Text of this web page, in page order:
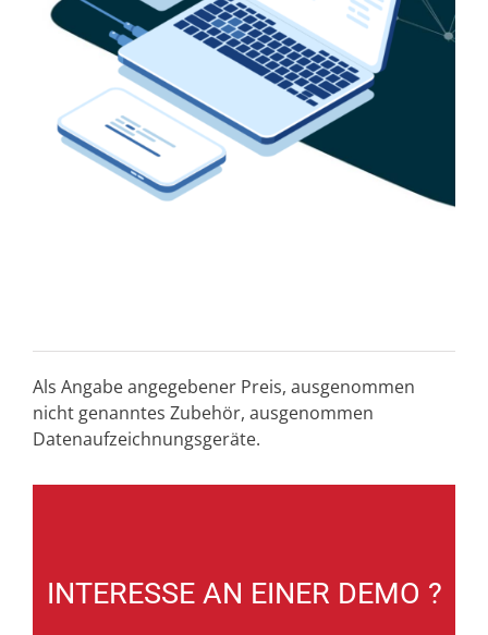
Als Angabe angegebener Preis, ausgenommen
nicht genanntes Zubehör, ausgenommen
Datenaufzeichnungsgeräte.
INTERESSE AN EINER DEMO ?